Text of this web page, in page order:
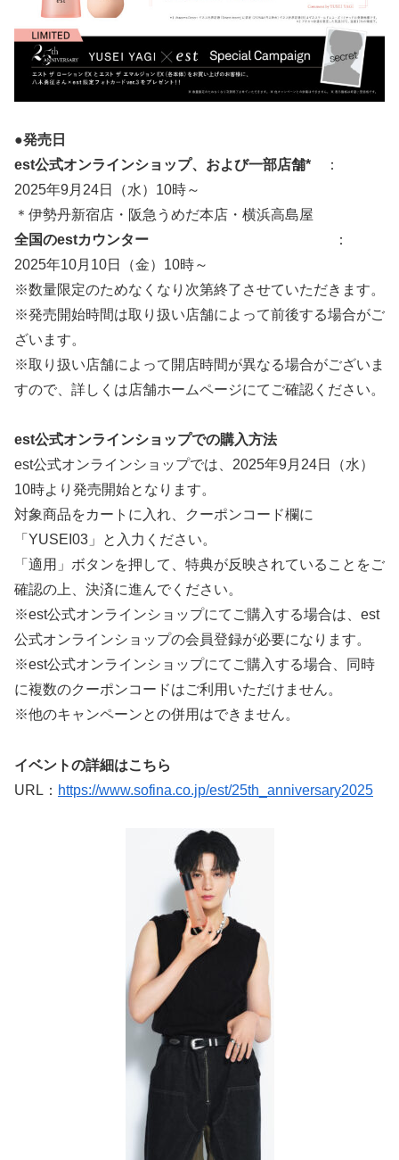
●発売日
est公式オンラインショップ、および一部店舗* ：
2025年9月24日（水）10時～
＊伊勢丹新宿店・阪急うめだ本店・横浜高島屋
全国のestカウンター ：
2025年10月10日（金）10時～
※数量限定のためなくなり次第終了させていただきます。
※発売開始時間は取り扱い店舗によって前後する場合がご
ざいます。
※取り扱い店舗によって開店時間が異なる場合がございま
すので、詳しくは店舗ホームページにてご確認ください。
est公式オンラインショップでの購入方法
est公式オンラインショップでは、2025年9月24日（水）
10時より発売開始となります。
対象商品をカートに入れ、クーポンコード欄に
「YUSEI03」と入力ください。
「適用」ボタンを押して、特典が反映されていることをご
確認の上、決済に進んでください。
※est公式オンラインショップにてご購入する場合は、est
公式オンラインショップの会員登録が必要になります。
※est公式オンラインショップにてご購入する場合、同時
に複数のクーポンコードはご利用いただけません。
※他のキャンペーンとの併用はできません。
イベントの詳細はこちら
URL： https://www.sofina.co.jp/est/25th_anniversary2025